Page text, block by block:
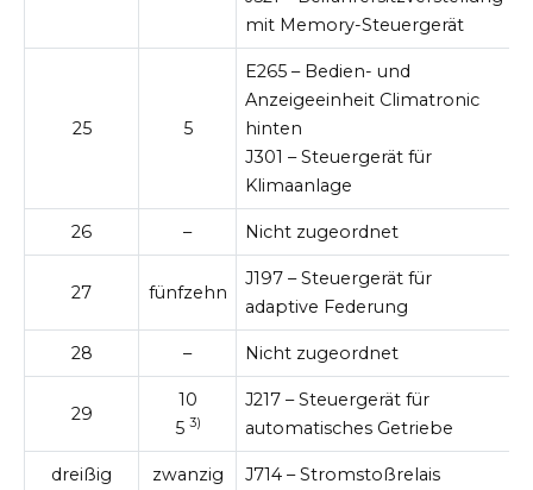
mit Memory-Steuergerät
25 5
E265 – Bedien- und
Anzeigeeinheit Climatronic
hinten
J301 – Steuergerät für
Klimaanlage
26 – Nicht zugeordnet
27 fünfzehn
J197 – Steuergerät für
adaptive Federung
28 – Nicht zugeordnet
29
10
5 3)
J217 – Steuergerät für
automatisches Getriebe
dreißig zwanzig J714 – Stromstoßrelais